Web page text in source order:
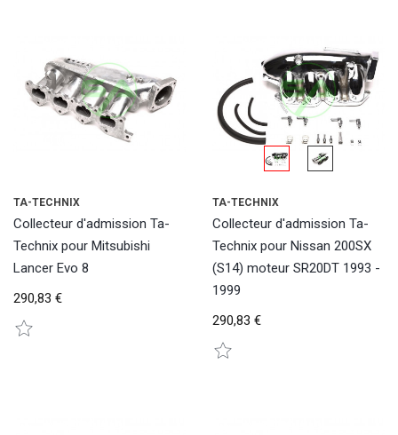
TA-TECHNIX
Collecteur d'admission Ta-
Technix pour Mitsubishi
Lancer Evo 8
290,83 €
TA-TECHNIX
Collecteur d'admission Ta-
Technix pour Nissan 200SX
(S14) moteur SR20DT 1993 -
1999
290,83 €